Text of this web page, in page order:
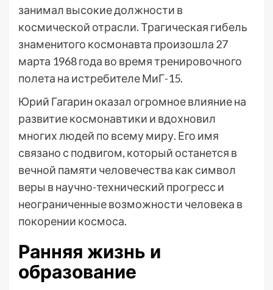
занимал высокие должности в
космической отрасли. Трагическая гибель
знаменитого космонавта произошла 27
марта 1968 года во время тренировочного
полета на истребителе МиГ-15.
Юрий Гагарин оказал огромное влияние на
развитие космонавтики и вдохновил
многих людей по всему миру. Его имя
связано с подвигом, который останется в
вечной памяти человечества как символ
веры в научно-технический прогресс и
неограниченные возможности человека в
покорении космоса.
Ранняя жизнь и
образование